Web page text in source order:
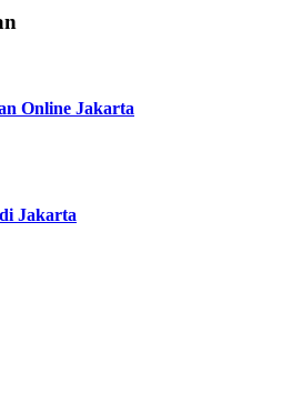
Online Jakarta
Jakarta